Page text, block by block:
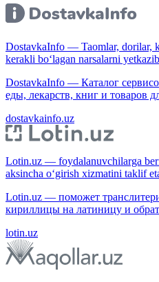
DostavkaInfo — Taomlar, dorilar,
kerakli bo‘lagan narsalarni
DostavkaInfo — Каталог
еды, лекарств, книг и товаров
dostavkainfo.uz
Lotin.uz — foydalanuvchilarga
aksincha o‘girish xizmatini taklif
Lotin.uz — поможет
кириллицы на латиницу и
lotin.uz